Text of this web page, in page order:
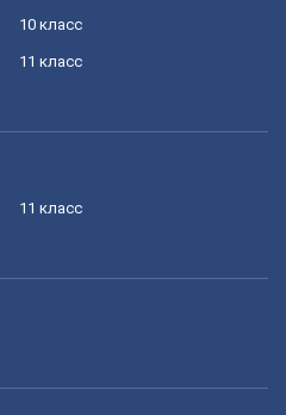
10 класс
11 класс
11 класс